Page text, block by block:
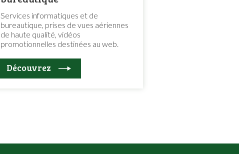
Services informatiques et de
bureautique, prises de vues aériennes
de haute qualité, vidéos
promotionnelles destinées au web.
Découvrez